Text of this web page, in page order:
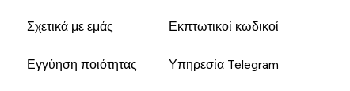
Σχετικά με εμάς
Εγγύηση ποιότητας
Εκπτωτικοί κωδικοί
Υπηρεσία Telegram